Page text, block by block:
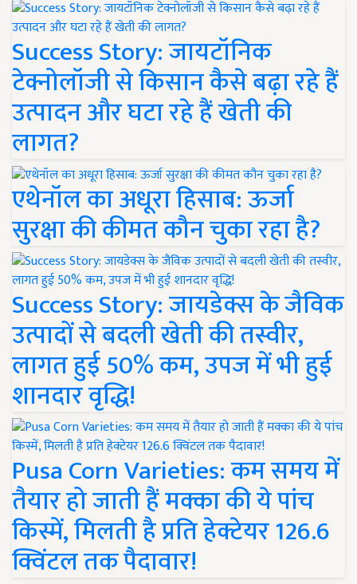
Success Story: जायटॉनिक
टेक्नोलॉजी से किसान कैसे बढ़ा रहे हैं
उत्पादन और घटा रहे हैं खेती की
लागत?
एथेनॉल का अधूरा हिसाब: ऊर्जा
सुरक्षा की कीमत कौन चुका रहा है?
Success Story: जायडेक्स के जैविक
उत्पादों से बदली खेती की तस्वीर,
लागत हुई 50% कम, उपज में भी हुई
शानदार वृद्धि!
Pusa Corn Varieties: कम समय में
तैयार हो जाती हैं मक्का की ये पांच
किस्में, मिलती है प्रति हेक्टेयर 126.6
क्विंटल तक पैदावार!